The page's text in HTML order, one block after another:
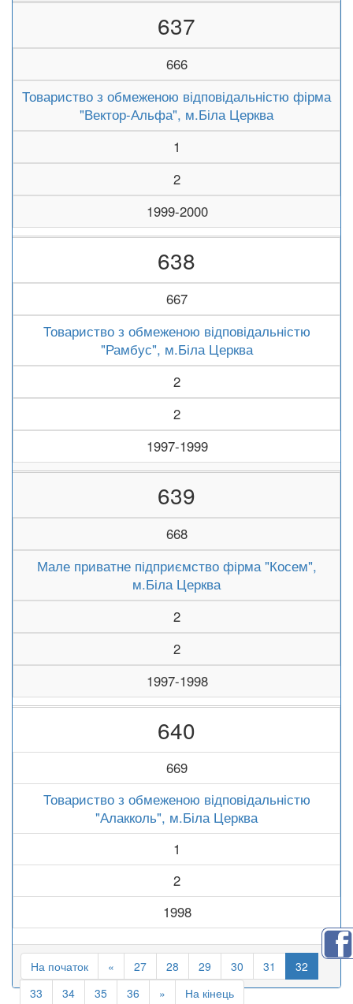
637
666
Товариство з обмеженою відповідальністю фірма
"Вектор-Альфа", м.Біла Церква
1
2
1999-2000
638
667
Товариство з обмеженою відповідальністю
"Рамбус", м.Біла Церква
2
2
1997-1999
639
668
Мале приватне підприємство фірма "Косем",
м.Біла Церква
2
2
1997-1998
640
669
Товариство з обмеженою відповідальністю
"Алакколь", м.Біла Церква
1
2
1998
На початок « 27 28 29 30 31
32
33
34 35 36 » На кінець